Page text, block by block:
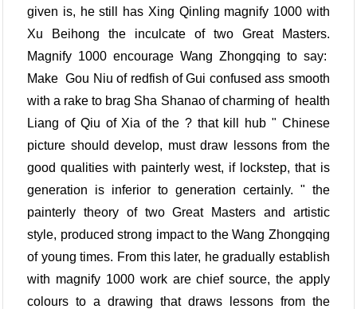
given is, he still has Xing Qinling magnify 1000 with
Xu Beihong the inculcate of two Great Masters.
Magnify 1000 encourage Wang Zhongqing to say:
Make Gou Niu of redfish of Gui confused ass smooth
with a rake to brag Sha Shanao of charming of health
Liang of Qiu of Xia of the ? that kill hub " Chinese
picture should develop, must draw lessons from the
good qualities with painterly west, if lockstep, that is
generation is inferior to generation certainly. " the
painterly theory of two Great Masters and artistic
style, produced strong impact to the Wang Zhongqing
of young times. From this later, he gradually establish
with magnify 1000 work are chief source, the apply
colours to a drawing that draws lessons from the